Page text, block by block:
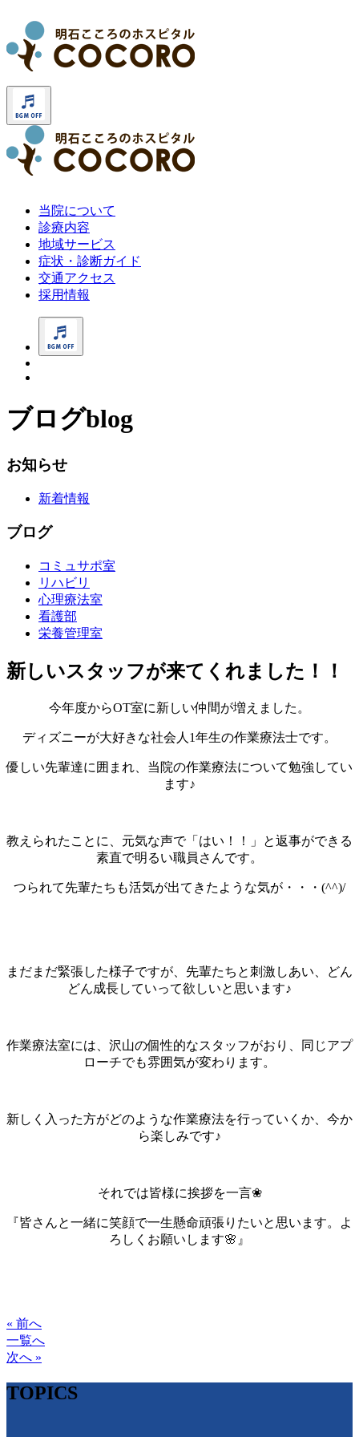
当院について
診療内容
地域サービス
症状・診断ガイド
交通アクセス
採用情報
ブログblog
お知らせ
新着情報
ブログ
コミュサポ室
リハビリ
心理療法室
看護部
栄養管理室
新しいスタッフが来てくれました！！
今年度からOT室に新しい仲間が増えました。
ディズニーが大好きな社会人1年生の作業療法士です。
優しい先輩達に囲まれ、当院の作業療法について勉強してい
ます♪
教えられたことに、元気な声で「はい！！」と返事ができる
素直で明るい職員さんです。
つられて先輩たちも活気が出てきたような気が・・・(^^)/
まだまだ緊張した様子ですが、先輩たちと刺激しあい、どん
どん成長していって欲しいと思います♪
作業療法室には、沢山の個性的なスタッフがおり、同じアプ
ローチでも雰囲気が変わります。
新しく入った方がどのような作業療法を行っていくか、今か
ら楽しみです♪
それでは皆様に挨拶を一言❀
『皆さんと一緒に笑顔で一生懸命頑張りたいと思います。よ
ろしくお願いします🌸』
« 前へ
一覧へ
次へ »
TOPICS